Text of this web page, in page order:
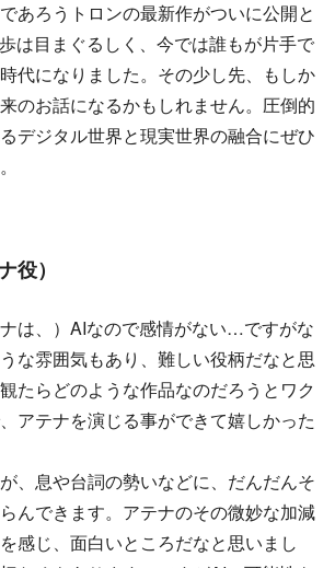
あろうトロンの最新作がついに公開と
は目まぐるしく、今では誰もが片手で
代になりました。その少し先、もしか
のお話になるかもしれません。圧倒的
デジタル世界と現実世界の融合にぜひ
役）
ナは、）AIなので感情がない…ですがな
な雰囲気もあり、難しい役柄だなと思
たらどのような作品なのだろうとワク
アテナを演じる事ができて嬉しかった
、息や台詞の勢いなどに、だんだんそ
んできます。アテナのその微妙な加減
感じ、面白いところだなと思いまし